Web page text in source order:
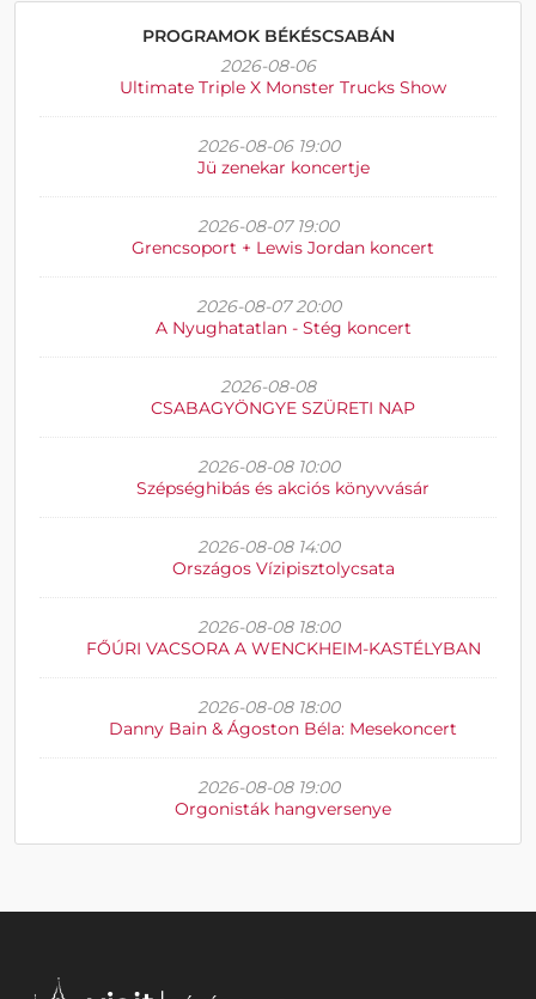
PROGRAMOK BÉKÉSCSABÁN
2026-08-06
Ultimate Triple X Monster Trucks Show
2026-08-06 19:00
Jü zenekar koncertje
2026-08-07 19:00
Grencsoport + Lewis Jordan koncert
2026-08-07 20:00
A Nyughatatlan - Stég koncert
2026-08-08
CSABAGYÖNGYE SZÜRETI NAP
2026-08-08 10:00
Szépséghibás és akciós könyvvásár
2026-08-08 14:00
Országos Vízipisztolycsata
2026-08-08 18:00
FŐÚRI VACSORA A WENCKHEIM-KASTÉLYBAN
2026-08-08 18:00
Danny Bain & Ágoston Béla: Mesekoncert
2026-08-08 19:00
Orgonisták hangversenye